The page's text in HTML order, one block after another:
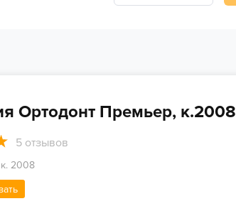
Ортодонт Премьер, к.2008
5отзывов
2008